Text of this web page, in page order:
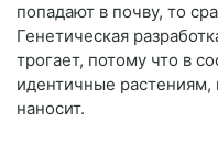
попадают в почву, то
Генетическая
трогает, потому что в
идентичные растениям,
наносит.